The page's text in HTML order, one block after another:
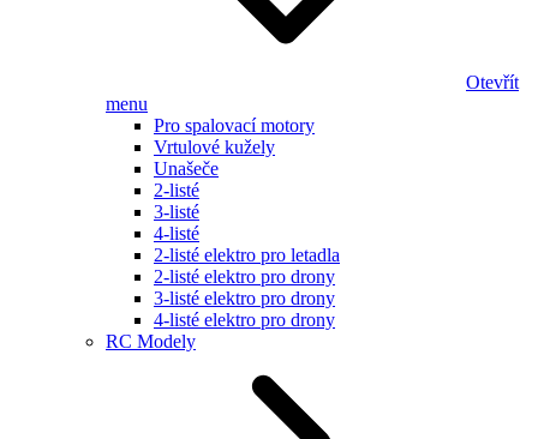
Otevřít
menu
Pro spalovací motory
Vrtulové kužely
Unašeče
2-listé
3-listé
4-listé
2-listé elektro pro letadla
2-listé elektro pro drony
3-listé elektro pro drony
4-listé elektro pro drony
RC Modely